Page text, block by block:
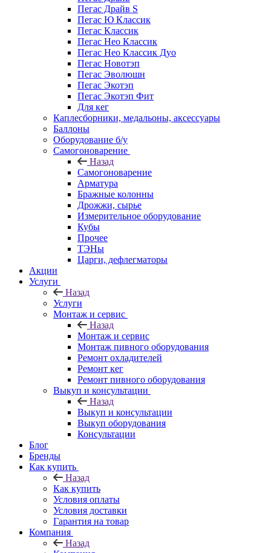
Пегас Драйв S
Пегас Ю Классик
Пегас Классик
Пегас Нео Классик
Пегас Нео Классик Дуо
Пегас Новотэп
Пегас Эволюшн
Пегас Экотэп
Пегас Экотэп Фит
Для кег
Каплесборники, медальоны, аксессуары
Баллоны
Оборудование б/у
Самогоноварение
Назад
Самогоноварение
Арматура
Бражные колонны
Дрожжи, сырье
Измерительное оборудование
Кубы
Прочее
ТЭНы
Царги, дефлегматоры
Акции
Услуги
Назад
Услуги
Монтаж и сервис
Назад
Монтаж и сервис
Монтаж пивного оборудования
Ремонт охладителей
Ремонт кег
Ремонт пивного оборудования
Выкуп и консультации
Назад
Выкуп и консультации
Выкуп оборудования
Консультации
Блог
Бренды
Как купить
Назад
Как купить
Условия оплаты
Условия доставки
Гарантия на товар
Компания
Назад